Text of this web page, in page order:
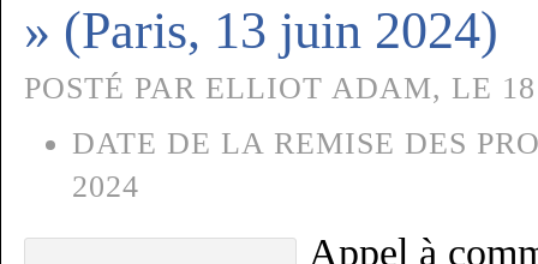
» (Paris, 13 juin 2024)
POSTÉ PAR ELLIOT ADAM, LE
DATE DE LA REMISE DES
2024
Appel à